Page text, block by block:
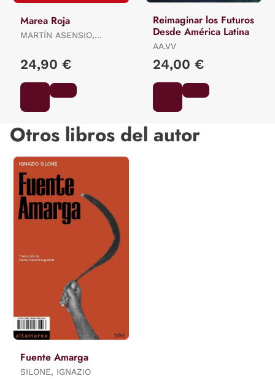
Marea Roja
MARTÍN ASENSIO,
24,90 €
Reimaginar los Futuros
Desde América Latina
AA.VV
24,00 €
Otros libros del autor
Fuente Amarga
SILONE, IGNAZIO